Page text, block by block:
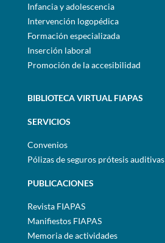
Infancia y adolescencia
Intervención logopédica
Formación especializada
Inserción laboral
Promoción de la accesibilidad
BIBLIOTECA VIRTUAL FIAPAS
SERVICIOS
Convenios
Pólizas de seguros prótesis auditivas
PUBLICACIONES
Revista FIAPAS
Manifiestos FIAPAS
Memoria de actividades